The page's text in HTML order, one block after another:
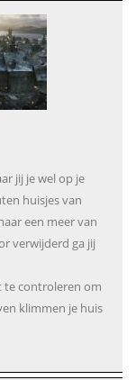
jij je wel op je
huisjes van
een meer van
verwijderd ga jij
te controleren om
klimmen je huis